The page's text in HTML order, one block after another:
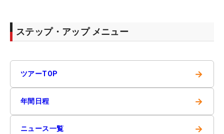
ステップ・アップ メニュー
ツアーTOP →
年間日程 →
ニュース一覧 →